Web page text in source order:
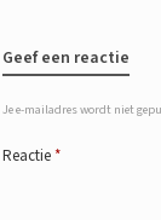
Geef een reactie
Je e-mailadres wordt niet
Reactie*